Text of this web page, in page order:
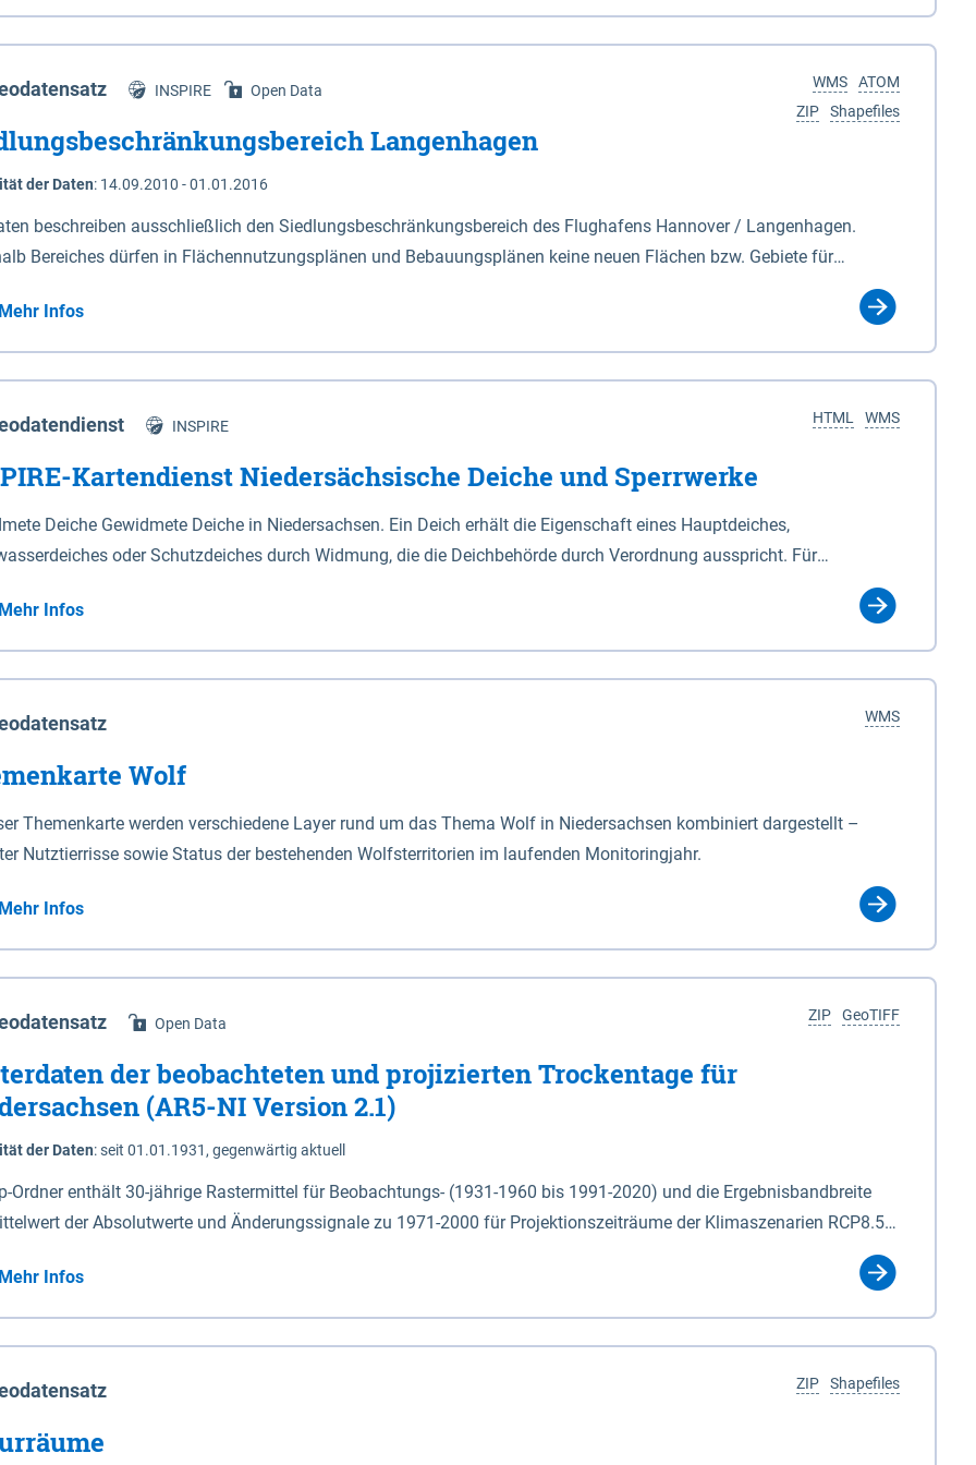
Niedersachsen (vgl. Abb. 4-1) entlang der Elbe zwischen Schnackenburg im Osten und Hohnstorf (Elbe) im Westen
472,5 bei Schnackenburg bis 569 bei Lauenburg). Das Biosphärenreservat umfasst Teile der Landkreise
Dannenberg und Lüneburg.
ATOM
WMS
Shapefiles
ZIP
INSPIRE Open Data
Langenhagen
der Daten: 14.09.2010 - 01.01.2016
beschreiben ausschließlich den Siedlungsbeschränkungsbereich des Flughafens Hannover / Langenhagen.
Bereiches dürfen in Flächennutzungsplänen und Bebauungsplänen keine neuen Flächen bzw. Gebiete für
Mehr Infos
WMS
HTML
INSPIRE
Kartendienst Niedersächsische Deiche und Sperrwerke
Deiche Gewidmete Deiche in Niedersachsen. Ein Deich erhält die Eigenschaft eines Hauptdeiches,
oder Schutzdeiches durch Widmung, die die Deichbehörde durch Verordnung ausspricht. Für
Deiche gelten die Bestimmungen des Niedersächsischen Deichgesetzes (NDG). Die Widmung "2.Deichlinie" ist
Sperrwerke Sperrwerke sind Bauwerke mit Sperrvorrichtungen in Tidegewässern, die dem
eines Gebietes vor erhöhten Tiden, vor allem vor Sturmfluten, zu dienen bestimmt sind (§2 Abs.3 NDG). Ein Bauwerk
Art erhält die Eigenschaft eines Sperrwerkes durch Widmung, die die Deichbehörde durch Verordnung
Mehr Infos
WMS
Wolf
Themenkarte werden verschiedene Layer rund um das Thema Wolf in Niedersachsen kombiniert dargestellt –
Nutztierrisse sowie Status der bestehenden Wolfsterritorien im laufenden Monitoringjahr.
Mehr Infos
GeoTIFF
ZIP
Open Data
der beobachteten und projizierten Trockentage für
(AR5-NI Version 2.1)
der Daten:seit 01.01.1931, gegenwärtig aktuell
Ordner enthält 30-jährige Rastermittel für Beobachtungs- (1931-1960 bis 1991-2020) und die Ergebnisbandbreite
der Absolutwerte und Änderungssignale zu 1971-2000 für Projektionszeiträume der Klimaszenarien RCP8.5
(Jun. - Aug.) - au: Herbst (Sep. - Nov.) - wi: Winter (Dez. - Feb.) - hyr:
Jahr (Nov. - Okt.) - hsu: Hydrologisches Sommerhalbjahr (Mai - Okt.) - hwi: Hydrologisches Winterhalbjahr
- vd: Vegetationsruhe (Okt. - Mär.) Neben den Rasterdaten ist eine
zu den Dateinamen und für eine Darstellung im GIS eine Klassifizierung der Rasterdaten mit Klassenname und
code gegeben.
Mehr Infos
Shapefiles
ZIP